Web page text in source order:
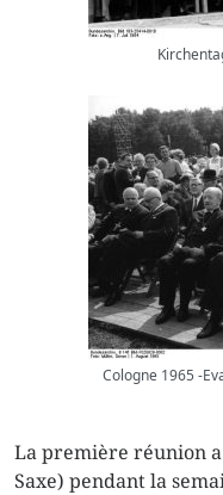
Cologne 1965 -
La première réunion
Saxe) pendant la